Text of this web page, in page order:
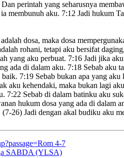
perintah yang seharusnya
membunuh aku. 7:12 Jadi hukum
dosa, maka dosa
rohani, tetapi aku bersifat daging,
yang aku perbuat. 7:16 Jadi jika
ada di dalam aku. 7:18 Sebab aku
baik. 7:19 Sebab bukan apa yang
aku kehendaki, maka bukan lagi
7:22 Sebab di dalam batinku aku
hukum dosa yang ada di dalam
(7-26) Jadi dengan akal budiku aku
4-7
SABDA (YLSA)